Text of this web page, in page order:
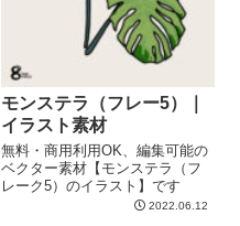
モンステラ（フレー5）｜
イラスト素材
無料・商用利用OK、編集可能の
ベクター素材【モンステラ（フ
レーク5）のイラスト】です
2022.06.12